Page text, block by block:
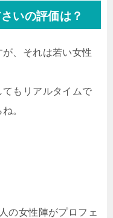
いの評価は？
、それは若い女性
もリアルタイムで
。
の女性陣がプロフェ